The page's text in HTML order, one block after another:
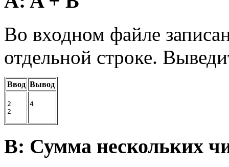
Во входном файле
отдельной строке.
Ввод Вывод
2
2
4
B: Сумма нескольких